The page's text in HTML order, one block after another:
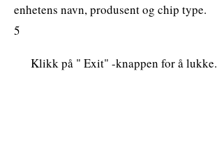
enhetens navn, produsent og chip type.
5
Klikk på " Exit" -knappen for å lukke.